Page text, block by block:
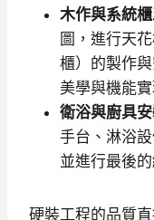
木作與系統櫃
圖，進行天
櫃）的製作
美學與機能
衛浴與廚具安
手台、淋浴
並進行最後
硬裝工程的品質